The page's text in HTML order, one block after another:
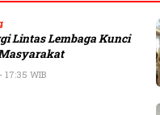
Lintas Lembaga Kunci
17:35 WIB